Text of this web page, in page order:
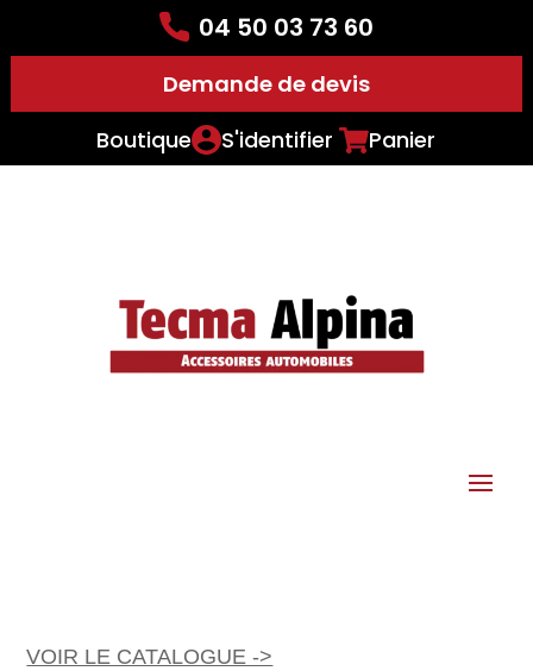
04 50 03 73 60
Demande de devis
Boutique
S'identifier Panier
VOIR LE CATALOGUE ->